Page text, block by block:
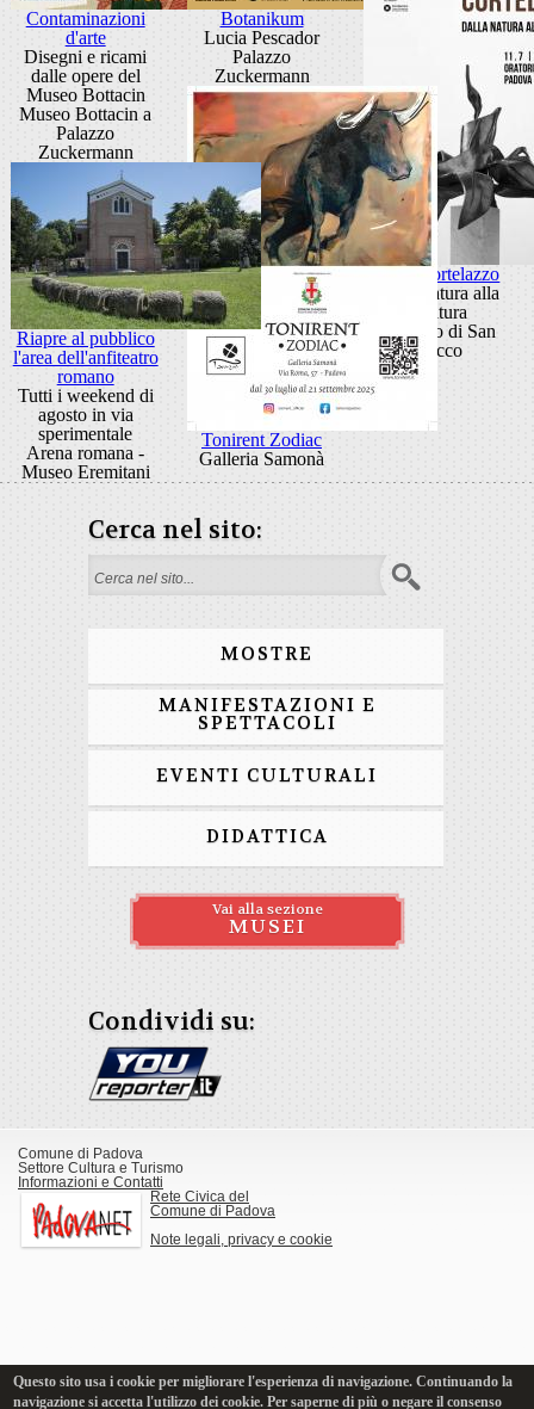
Contaminazioni
d'arte
Disegni e ricami
dalle opere del
Museo Bottacin
Museo Bottacin a
Palazzo
Zuckermann
Botanikum
Lucia Pescador
Palazzo
Zuckermann
Gino Cortelazzo
Dalla natura alla
scultura
Oratorio di San
Rocco
Tonirent Zodiac
Galleria Samonà
Riapre al pubblico
l'area dell'anfiteatro
romano
Tutti i weekend di
agosto in via
sperimentale
Arena romana -
Museo Eremitani
Cerca nel sito:
Form di ricerca
MOSTRE
MANIFESTAZIONI E
SPETTACOLI
EVENTI CULTURALI
DIDATTICA
Vai alla sezione
MUSEI
Condividi su:
Comune di Padova
Settore Cultura e Turismo
Informazioni e Contatti
Rete Civica del
Comune di Padova
Note legali, privacy e cookie
Questo sito usa i cookie per migliorare l'esperienza di navigazione. Continuando la
navigazione si accetta l'utilizzo dei cookie. Per saperne di più o negare il consenso